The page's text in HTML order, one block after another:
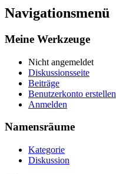
Navigationsmenü
Meine Werkzeuge
Nicht angemeldet
Diskussionsseite
Beiträge
Benutzerkonto erstellen
Anmelden
Namensräume
Kategorie
Diskussion